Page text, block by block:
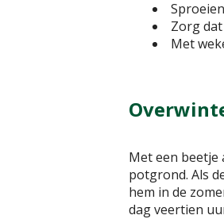
Zorg
Met
Met een beetje
potgrond. Als
hem in de
dag veertien